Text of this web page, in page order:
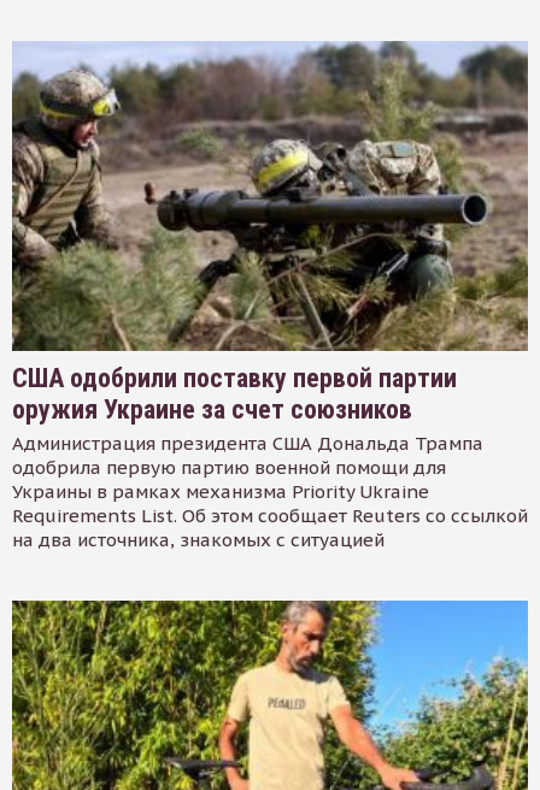
США одобрили поставку первой партии
оружия Украине за счет союзников
Администрация президента США Дональда Трампа
одобрила первую партию военной помощи для
Украины в рамках механизма Priority Ukraine
Requirements List. Об этом сообщает Reuters со ссылкой
на два источника, знакомых с ситуацией